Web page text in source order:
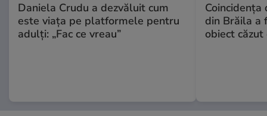
Daniela Crudu a dezvăluit cum
este viața pe platformele pentru
adulți: „Fac ce vreau”
Coincidența
din Brăila a
obiect căzut